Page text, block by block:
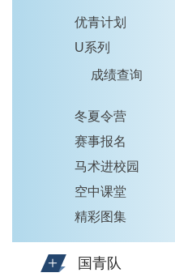
优青计划
U系列
成绩查询
冬夏令营
赛事报名
马术进校园
空中课堂
精彩图集
国青队